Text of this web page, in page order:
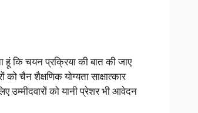
कि चयन प्रक्रिया की बात की जाए
चैन शैक्षणिक योग्यता साक्षात्कार
को यानी प्रेशर भी आवेदन